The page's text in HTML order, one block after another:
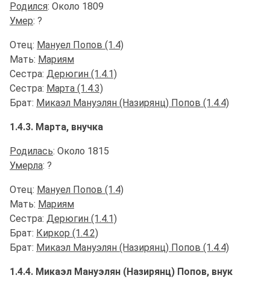
Родился: Около 1809
Умер: ?
Отец: Мануел Попов (1.4)
Мать: Мариям
Сестра: Дерюгин (1.4.1)
Сестра: Марта (1.4.3)
Брат: Микаэл Мануэлян (Назирянц) Попов (1.4.4)
1.4.3. Марта, внучка
Родилась: Около 1815
Умерла: ?
Отец: Мануел Попов (1.4)
Мать: Мариям
Сестра: Дерюгин (1.4.1)
Брат: Киркор (1.4.2)
Брат: Микаэл Мануэлян (Назирянц) Попов (1.4.4)
1.4.4. Микаэл Мануэлян (Назирянц) Попов, внук